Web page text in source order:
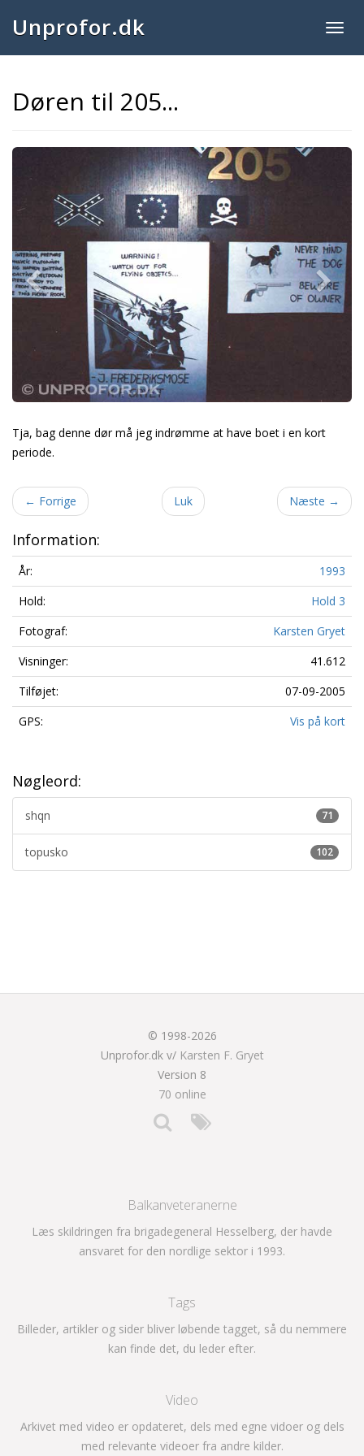
Unprofor.dk
Døren til 205...
Previous Next
Tja, bag denne dør må jeg indrømme at have boet i en kort
periode.
← Forrige Luk Næste →
Information:
År:
1993
Hold:
Hold 3
Fotograf:
Karsten Gryet
Visninger:
41.612
Tilføjet:
07-09-2005
GPS:
Vis på kort
Nøgleord:
71
shqn
102
topusko
© 1998-2026
Unprofor.dk v/ Karsten F. Gryet
Version 8
70 online
Balkanveteranerne
Læs skildringen fra brigadegeneral Hesselberg, der havde
ansvaret for den nordlige sektor i 1993.
Tags
Billeder, artikler og sider bliver løbende tagget, så du nemmere
kan finde det, du leder efter.
Video
Arkivet med video er opdateret, dels med egne vidoer og dels
med relevante videoer fra andre kilder.